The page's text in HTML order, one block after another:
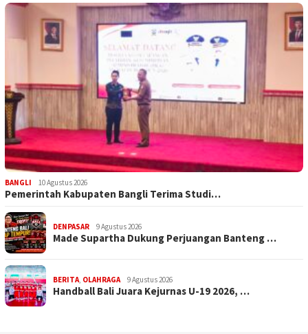
BANGLI 10 Agustus 2026
Pemerintah Kabupaten Bangli Terima Studi…
DENPASAR 9 Agustus 2026
Made Supartha Dukung Perjuangan Banteng …
BERITA OLAHRAGA 9 Agustus 2026
Handball Bali Juara Kejurnas U-19 2026, …